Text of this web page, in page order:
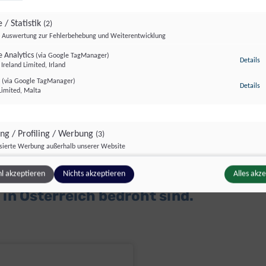
Österreichs: einzigartige
speichern CO₂ und
Erhalt unberührter Naturwälder
Österreich bedroht sind.
/ Statistik (2)
Auswertung zur Fehlerbehebung und Weiterentwicklung
Analytics (via Google TagManager)
Ireland Limited, Irland
Details
(via Google TagManager)
Malta
Details
/ Profiling / Werbung (3)
Werbung außerhalb unserer Website
(via Google TagManager)
Ireland Ltd., Irland
Details
GTag(via Google TagManager)
Limited, Irland
akzeptieren Nichts akzeptieren Alles